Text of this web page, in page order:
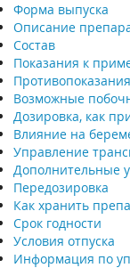
Форма выпуска
Описание
Состав
Показания к
Возможные
Дозировка, как
Влияние на
Управление
Дополнительные
Передозировка
Как хранить
Срок годности
Условия отпуска
Информация по